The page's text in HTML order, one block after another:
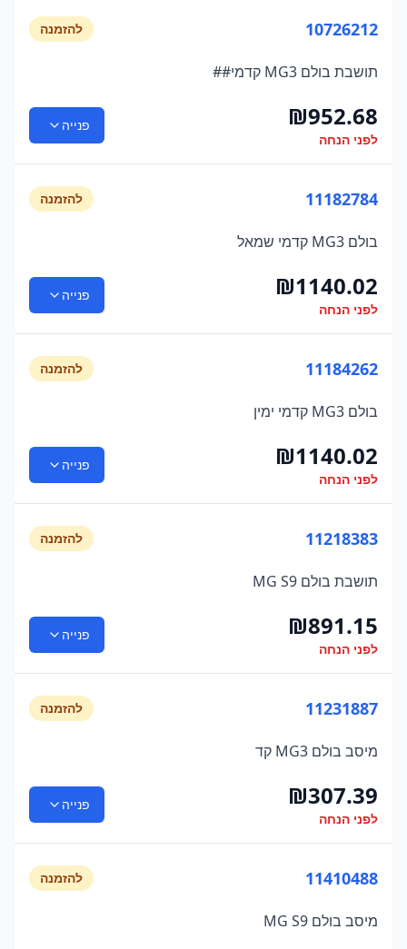
10726212 להזמנה
תושבת בולם MG3 קדמי##
₪952.68
לפני הנחה
פנייה
11182784 להזמנה
בולם MG3 קדמי שמאל
₪1140.02
לפני הנחה
פנייה
11184262 להזמנה
בולם MG3 קדמי ימין
₪1140.02
לפני הנחה
פנייה
11218383 להזמנה
תושבת בולם MG S9
₪891.15
לפני הנחה
פנייה
11231887 להזמנה
מיסב בולם MG3 קד
₪307.39
לפני הנחה
פנייה
11410488 להזמנה
מיסב בולם MG S9